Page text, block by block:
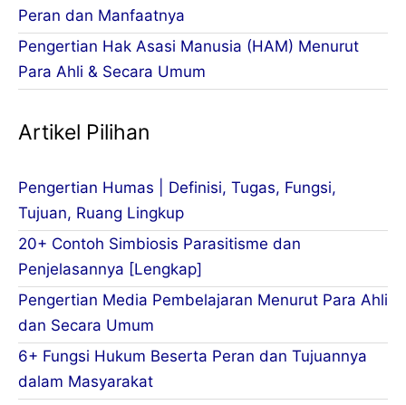
Peran dan Manfaatnya
Pengertian Hak Asasi Manusia (HAM) Menurut
Para Ahli & Secara Umum
Artikel Pilihan
Pengertian Humas | Definisi, Tugas, Fungsi,
Tujuan, Ruang Lingkup
20+ Contoh Simbiosis Parasitisme dan
Penjelasannya [Lengkap]
Pengertian Media Pembelajaran Menurut Para Ahli
dan Secara Umum
6+ Fungsi Hukum Beserta Peran dan Tujuannya
dalam Masyarakat